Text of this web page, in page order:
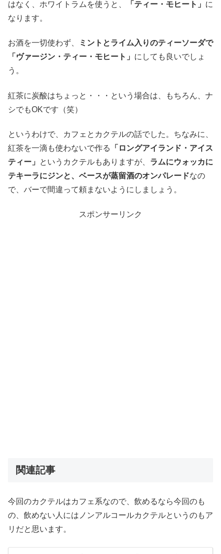
はなく、ホワイトラムを使うと、 「ティー・モヒート」 に
なります。
お酒を一切使わず、
ミントとライム入りのティーソーダで
「ヴァージン・ティー・モヒート」 にしても良いでしょ
う。
紅茶に炭酸はちょっと・・・という場合は、もちろん、ナ
シでもOKです（笑）
というわけで、カフェとカクテルの話でした。ちなみに、
紅茶を一滴も使わないで作る
「ロングアイランド・アイス
ティー」
というカクテルもありますが、 ラムにウォッカに
テキーラにジンと、ベースが蒸留酒のオンパレードなの
で、バーで間違って頼まないようにしましょう。
スポンサーリンク
関連記事
今回のカクテルはカフェ系なので、飲めるなら今回のも
の、飲めない人にはノンアルコールカクテルというのもア
リだと思います。